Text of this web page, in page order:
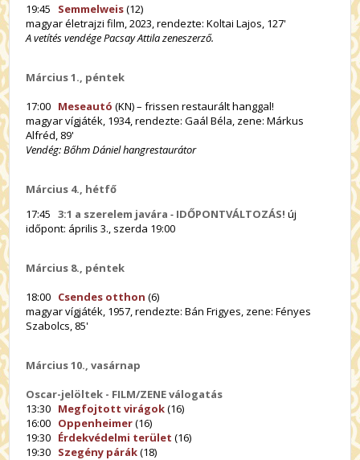
19:45 Semmelweis(12)
magyar életrajzi film, 2023, rendezte: Koltai Lajos, 127'
A vetítés vendége Pacsay Attila zeneszerző.
Március 1., péntek
17:00 Meseautó (KN) – frissen restaurált hanggal!
magyar vígjáték, 1934, rendezte: Gaál Béla, zene: Márkus
Alfréd, 89'
Vendég: Bőhm Dániel hangrestaurátor
Március 4., hétfő
17:453:1 a szerelem javára - IDŐPONTVÁLTOZÁS! új
időpont: április 3., szerda 19:00
Március 8., péntek
18:00 Csendes otthon(6)
magyar vígjáték, 1957, rendezte: Bán Frigyes, zene: Fényes
Szabolcs, 85'
Március 10., vasárnap
Oscar-jelöltek - FILM/ZENE válogatás
13:30 Megfojtott virágok(16)
16:00 Oppenheimer(16)
19:30 Érdekvédelmi terület (16)
19:30 Szegény párák(18)